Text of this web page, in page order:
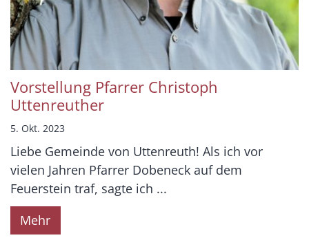
Vorstellung Pfarrer Christoph
Uttenreuther
5. Okt. 2023
Liebe Gemeinde von Uttenreuth! Als ich vor
vielen Jahren Pfarrer Dobeneck auf dem
Feuerstein traf, sagte ich ...
Mehr